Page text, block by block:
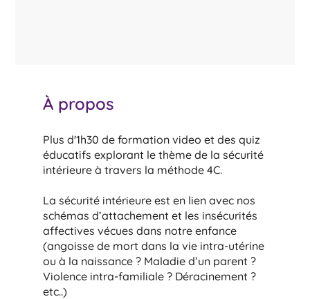
À propos
Plus d'1h30 de formation video et des quiz
éducatifs explorant le thème de la sécurité
intérieure à travers la méthode 4C.
La sécurité intérieure est en lien avec nos
schémas d’attachement et les insécurités
affectives vécues dans notre enfance
(angoisse de mort dans la vie intra-utérine
ou à la naissance ? Maladie d’un parent ?
Violence intra-familiale ? Déracinement ?
etc..)